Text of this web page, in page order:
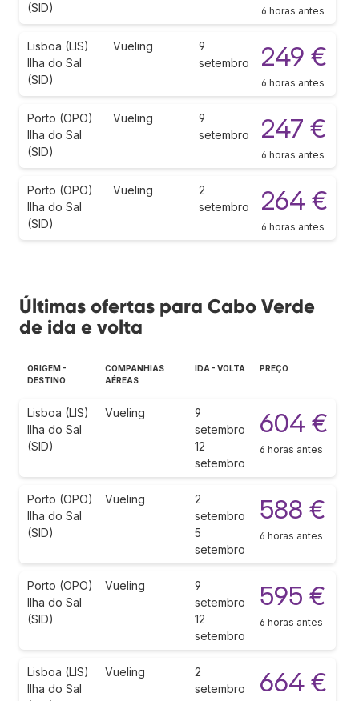
(SID) 6 horas antes
Lisboa (LIS)
Ilha do Sal
(SID)
Vueling
9
setembro
249 €
6 horas antes
Porto (OPO)
Ilha do Sal
(SID)
Vueling
9
setembro
247 €
6 horas antes
Porto (OPO)
Ilha do Sal
(SID)
Vueling
2
setembro
264 €
6 horas antes
Últimas ofertas para Cabo Verde
de ida e volta
ORIGEM -
DESTINO
COMPANHIAS
AÉREAS
IDA - VOLTA PREÇO
Lisboa (LIS)
Ilha do Sal
(SID)
Vueling
9
setembro
12
setembro
604 €
6 horas antes
Porto (OPO)
Ilha do Sal
(SID)
Vueling
2
setembro
5
setembro
588 €
6 horas antes
Porto (OPO)
Ilha do Sal
(SID)
Vueling
9
setembro
12
setembro
595 €
6 horas antes
Lisboa (LIS)
Ilha do Sal
Vueling
2
setembro
664 €